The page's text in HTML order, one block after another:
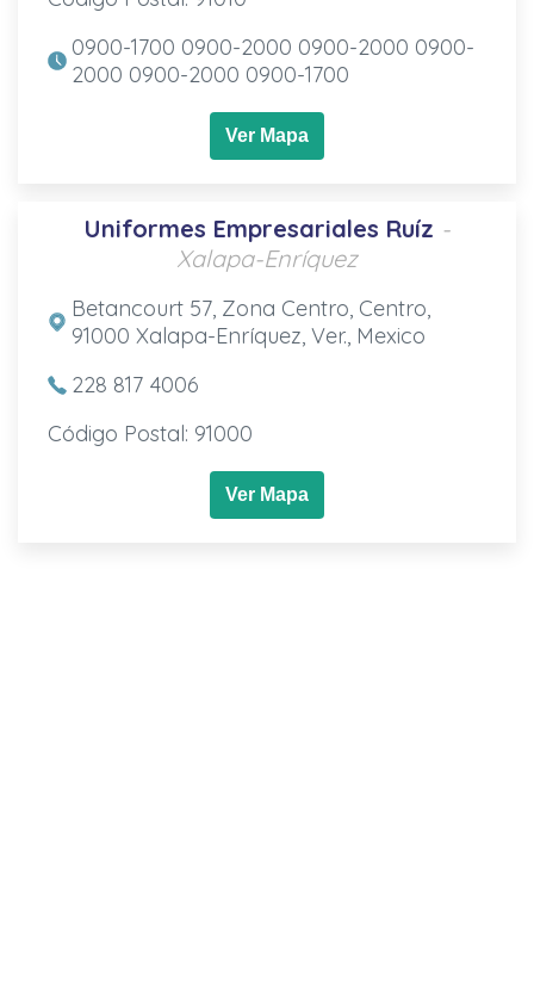
0900-1700 0900-2000 0900-2000 0900-
2000 0900-2000 0900-1700
Ver Mapa
Uniformes Empresariales Ruíz -
Xalapa-Enríquez
Betancourt 57, Zona Centro, Centro,
91000 Xalapa-Enríquez, Ver., Mexico
228 817 4006
Código Postal: 91000
Ver Mapa